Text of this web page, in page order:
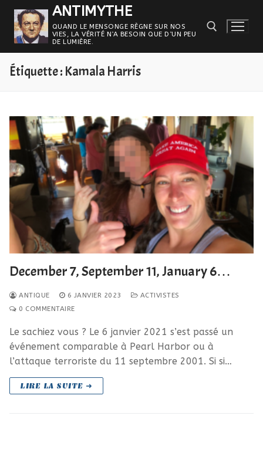
Aller
contenu
ANTIMYTHE
QUAND LE MENSONGE RÈGNE SUR NOS
VIES, LA VÉRITÉ N’A BESOIN QUE D’UN PEU
DE LUMIÈRE.
Rechercher :
Étiquette : Kamala Harris
December 7, September 11, January 6…
ANTIQUE 6 JANVIER 2023
ACTIVISTES
0 COMMENTAIRE
Le sachiez vous ? Le 6 janvier 2021 s’est passé un
événement comparable à Pearl Harbor ou à
l’attaque terroriste du 11 septembre 2001. Si si…
LIRE LA SUITE ➜